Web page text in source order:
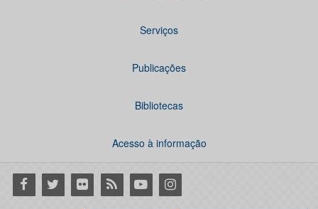
Serviços
Publicações
Bibliotecas
Acesso à informação
Facebook
Twitter Flickr RSS YoutubeInstagram